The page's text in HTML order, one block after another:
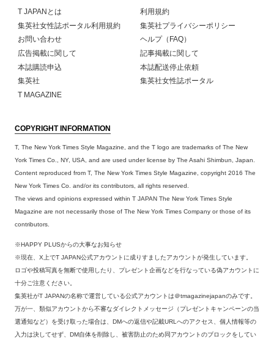
T JAPANとは
利用規約
集英社女性誌ポータル利用規約
集英社プライバシーポリシー
お問い合わせ
ヘルプ（FAQ）
広告掲載に関して
記事掲載に関して
本誌購読申込
本誌配送停止依頼
集英社
集英社女性誌ポータル
T MAGAZINE
COPYRIGHT INFORMATION
T, The New York Times Style Magazine, and the T logo are trademarks of The New
York Times Co., NY, USA, and are used under license by The Asahi Shimbun, Japan.
Content reproduced from T, The New York Times Style Magazine, copyright 2016 The
New York Times Co. and/or its contributors, all rights reserved.
The views and opinions expressed within T JAPAN The New York Times Style
Magazine are not necessarily those of The New York Times Company or those of its
contributors.
※HAPPY PLUSからの大事なお知らせ
※現在、X上でT JAPAN公式アカウントに成りすましたアカウントが発生しています。
ロゴや投稿写真を無断で使用したり、プレゼント企画などを行なっている偽アカウントに
十分ご注意ください。
集英社がT JAPANの名称で運営している公式アカウントは＠tmagazinejapanのみです。
万が一、類似アカウントから不審なダイレクトメッセージ（プレゼントキャンペーンの当
選通知など）を受け取った場合は、DMへの返信や記載URLへのアクセス、個人情報等の
入力は決してせず、DM自体を削除し、被害防止のため同アカウントのブロックをしてい